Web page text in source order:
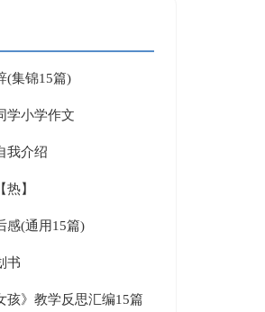
(集锦15篇)
学小学作文
我介绍
】
感(通用15篇)
书
孩》教学反思汇编15篇